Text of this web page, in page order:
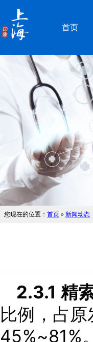
首页
您现在的位置： 首页 » 新闻动态
2.3.1 精
比例，占
45%~81%